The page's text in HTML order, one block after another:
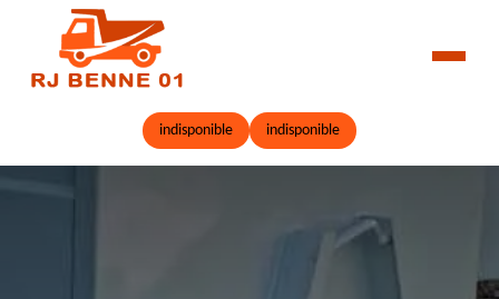
indisponible indisponible